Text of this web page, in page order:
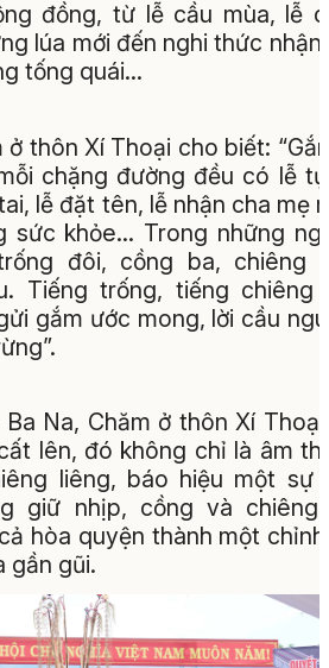
đồng, từ lễ cầu mùa, lễ
lúa mới đến nghi thức nhận
tống quái…
ở thôn Xí Thoại cho biết:
chặng đường đều có lễ
lễ đặt tên, lễ nhận cha mẹ
sức khỏe… Trong những
đôi, cồng ba, chiêng
Tiếng trống, tiếng chiêng
gắm ước mong, lời cầu
Na, Chăm ở thôn Xí
lên, đó không chỉ là âm
liêng, báo hiệu một sự
giữ nhịp, cồng và chiêng
hòa quyện thành một
gần gũi.